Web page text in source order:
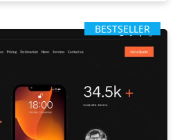
BESTSELLER